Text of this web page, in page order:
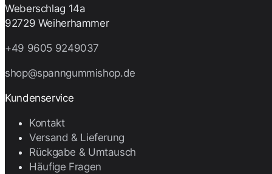
Weberschlag 14a
92729 Weiherhammer
+49 9605 9249037
shop@spanngummishop.de
Kundenservice
Kontakt
Versand & Lieferung
Rückgabe & Umtausch
Häufige Fragen